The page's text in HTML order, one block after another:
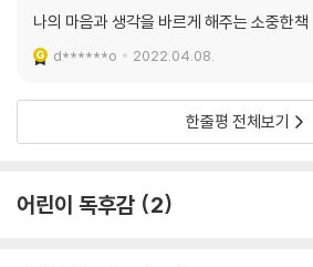
나의 마음과 생각을 바르게 해주는 소중한책
d******o 2022.04.08.
한줄평 전체보기
어린이 독후감 2